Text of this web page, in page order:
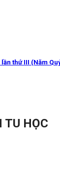
lần thứ III (Năm
TU HỌC